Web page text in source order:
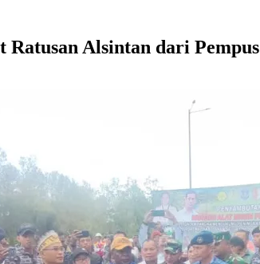
Ratusan Alsintan dari Pempus